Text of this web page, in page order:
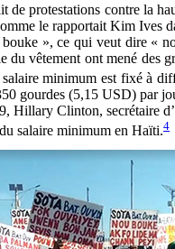
protestations contre la
le rapportait Kim Ives
», ce qui veut dire «
du vêtement ont mené des
minimum est fixé à
gourdes (5,15 USD) par
Hillary Clinton, secrétaire
salaire minimum en Haïti.4